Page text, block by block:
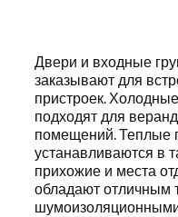
Двери и входные
заказывают для
пристроек.
подходят для
помещений. Теплые
устанавливаются в
прихожие и места
обладают отличным